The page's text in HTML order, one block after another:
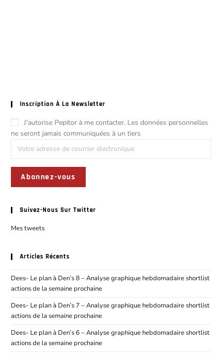
Inscription À La Newsletter
J'autorise Pepitor à me contacter. Les données personnelles
ne seront jamais communiquées à un tiers
Suivez-Nous Sur Twitter
Mes tweets
Articles Récents
Dees- Le plan à Den’s 8 – Analyse graphique hebdomadaire shortlist
actions de la semaine prochaine
Dees- Le plan à Den’s 7 – Analyse graphique hebdomadaire shortlist
actions de la semaine prochaine
Dees- Le plan à Den’s 6 – Analyse graphique hebdomadaire shortlist
actions de la semaine prochaine